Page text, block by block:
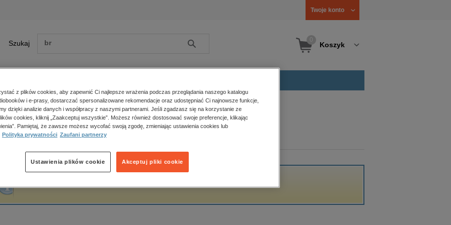
Twoje konto
Szukaj Szukaj Koszyk
Zobacz wszystkie E-prasa
polityka, społeczno-informacyjne
psychologiczne
popularno-naukowe
historia
główna Rebecca Boyle
Boyle
z plików cookies, aby zapewnić Ci najlepsze wrażenia podczas przeglądania naszego katalogu
i e-prasy, dostarczać spersonalizowane rekomendacje oraz udostępniać Ci najnowsze funkcje,
dzięki analizie danych i współpracy z naszymi partnerami. Jeśli zgadzasz się na korzystanie ze
cookies, kliknij „Zaakceptuj wszystkie”. Możesz również dostosować swoje preferencje, klikając
Pamiętaj, że zawsze możesz wycofać swoją zgodę, zmieniając ustawienia cookies lub
Polityka prywatności Zaufani partnerzy
Akceptuj pliki cookie
Ustawienia plików cookie